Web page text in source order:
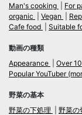
Man's cooking
For
organic
Vegan
Cafe food
Suitable
動画の種類
Appearance
Over
Popular YouTuber
野菜の基本
野菜の下処理
野菜の